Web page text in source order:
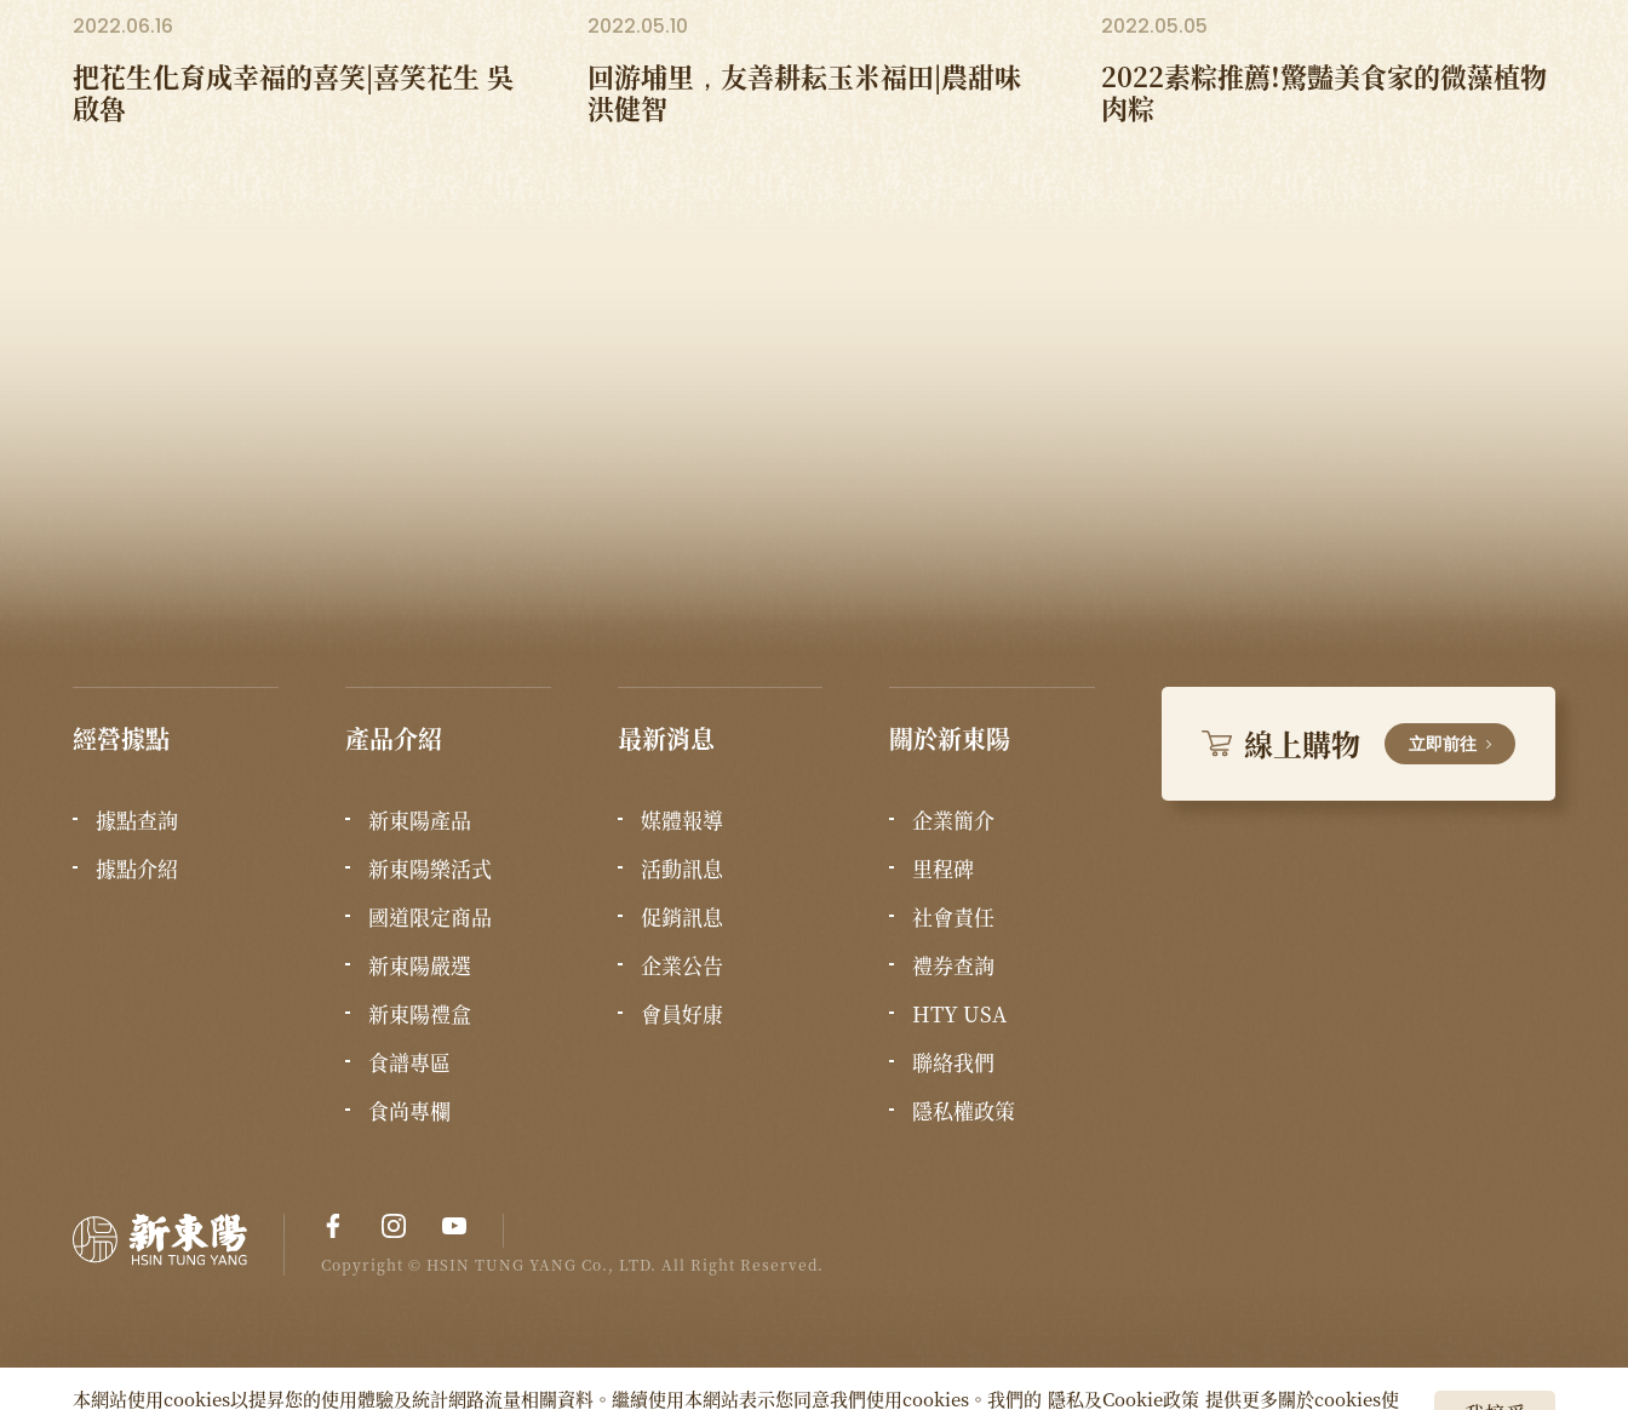
2022.06.16
把花生化育成幸福的喜笑|喜笑花生 吳
啟魯
2022.05.10
回游埔里，友善耕耘玉米福田|農甜味
洪健智
2022.05.05
2022素粽推薦!驚豔美食家的微藻植物
肉粽
經營據點
據點查詢
據點介紹
產品介紹
新東陽產品
新東陽樂活式
國道限定商品
新東陽嚴選
新東陽禮盒
食譜專區
食尚專欄
最新消息
媒體報導
活動訊息
促銷訊息
企業公告
會員好康
關於新東陽
企業簡介
里程碑
社會責任
禮券查詢
HTY USA
聯絡我們
隱私權政策
線上購物 立即前往
Copyright © HSIN TUNG YANG Co., LTD. All Right Reserved.
本網站使用cookies以提昇您的使用體驗及統計網路流量相關資料。繼續使用本網站表示您同意我們使用cookies。我們的 隱私及Cookie政策 提供更多關於cookies使